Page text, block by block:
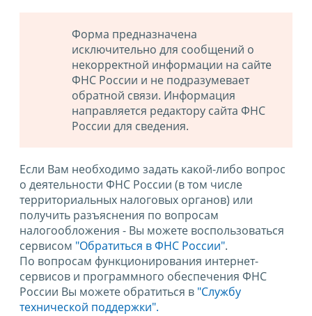
Форма предназначена
исключительно для сообщений о
некорректной информации на сайте
ФНС России и не подразумевает
обратной связи. Информация
направляется редактору сайта ФНС
России для сведения.
Если Вам необходимо задать какой-либо вопрос
о деятельности ФНС России (в том числе
территориальных налоговых органов) или
получить разъяснения по вопросам
налогообложения - Вы можете воспользоваться
сервисом "Обратиться в ФНС России".
По вопросам функционирования интернет-
сервисов и программного обеспечения ФНС
России Вы можете обратиться в "Службу
технической поддержки".